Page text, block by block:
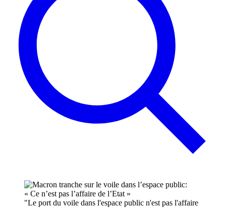
"Le port du voile dans l'espace public n'est pas l'affaire